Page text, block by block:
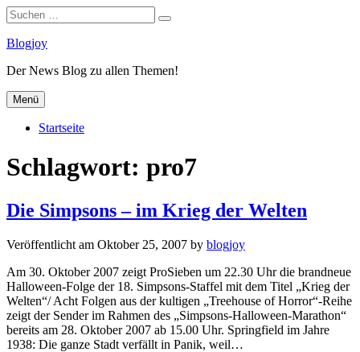
Suchen
nach:
Suchen
Zum
springen
Blogjoy
Der News Blog zu allen Themen!
Menü
Startseite
Schlagwort: pro7
Die Simpsons – im Krieg der Welten
Veröffentlicht am Oktober 25, 2007 by blogjoy
Am 30. Oktober 2007 zeigt ProSieben um 22.30 Uhr die brandneue
Halloween-Folge der 18. Simpsons-Staffel mit dem Titel „Krieg der
Welten“/ Acht Folgen aus der kultigen „Treehouse of Horror“-Reihe
zeigt der Sender im Rahmen des „Simpsons-Halloween-Marathon“
bereits am 28. Oktober 2007 ab 15.00 Uhr. Springfield im Jahre
1938: Die ganze Stadt verfällt in Panik, weil…